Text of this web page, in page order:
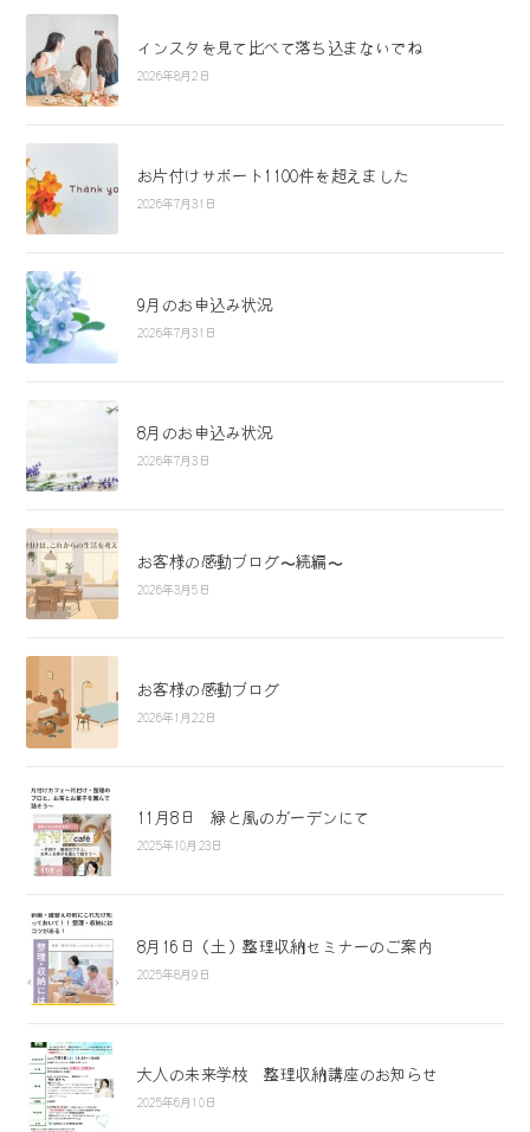
インスタを見て比べて落ち込まないでね
2026年8月2日
お片付けサポート1100件を超えました
2026年7月31日
9月のお申込み状況
2026年7月31日
8月のお申込み状況
2026年7月3日
お客様の感動ブログ〜続編〜
2026年3月5日
お客様の感動ブログ
2026年1月22日
11月8日 緑と風のガーデンにて
2025年10月23日
8月16日（土）整理収納セミナーのご案内
2025年8月9日
大人の未来学校 整理収納講座のお知らせ
2025年6月10日